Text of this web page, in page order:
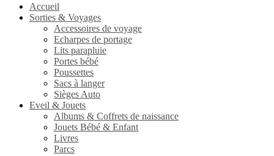
Accueil
Sorties & Voyages
Accessoires de voyage
Echarpes de portage
Lits parapluie
Portes bébé
Poussettes
Sacs à langer
Sièges Auto
Eveil & Jouets
Albums & Coffrets de naissance
Jouets Bébé & Enfant
Livres
Parcs